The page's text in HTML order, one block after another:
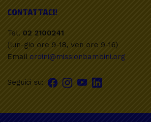
CONTATTACI!
Tel. 02 2100241
(lun-gio ore 9-18, ven ore 9-16)
Email ordini@missionbambini.org
Seguici su: